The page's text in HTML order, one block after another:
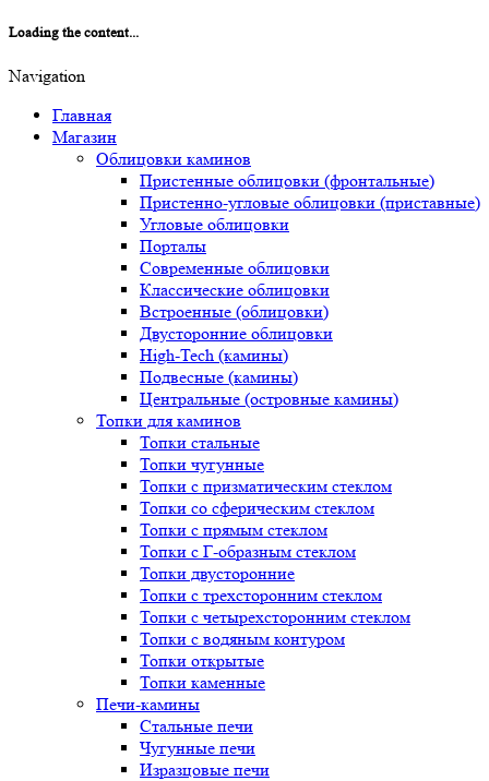
Loading the content...
Navigation
Главная
Магазин
Облицовки каминов
Пристенные облицовки (фронтальные)
Пристенно-угловые облицовки (приставные)
Угловые облицовки
Порталы
Современные облицовки
Классические облицовки
Встроенные (облицовки)
Двусторонние облицовки
High-Tech (камины)
Подвесные (камины)
Центральные (островные камины)
Топки для каминов
Топки стальные
Топки чугунные
Топки с призматическим стеклом
Топки со сферическим стеклом
Топки с прямым стеклом
Топки с Г-образным стеклом
Топки двусторонние
Топки с трехсторонним стеклом
Топки с четырехсторонним стеклом
Топки с водяным контуром
Топки открытые
Топки каменные
Печи-камины
Стальные печи
Чугунные печи
Изразцовые печи